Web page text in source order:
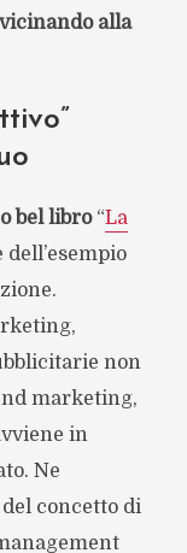
alla
bel libro“La
dell’esempio
non
marketing,
in
Ne
concetto di